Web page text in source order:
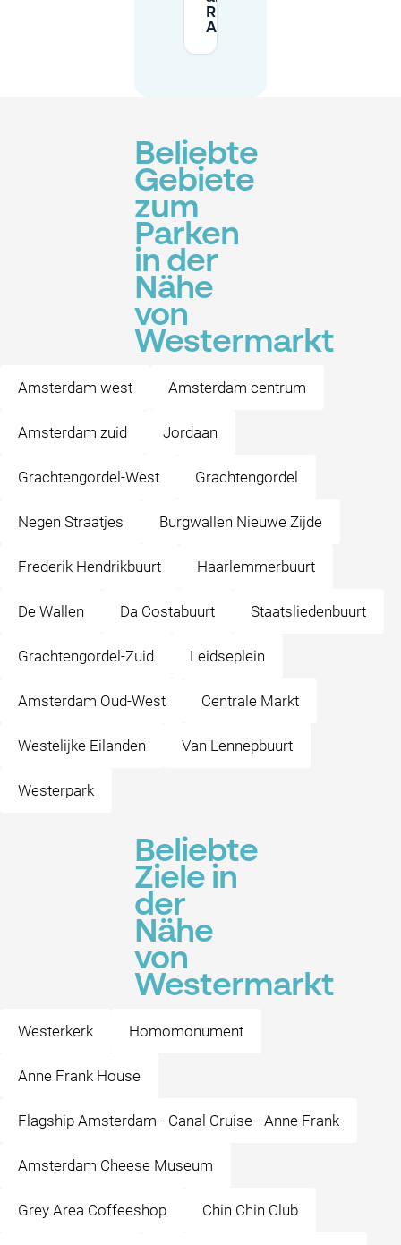
Ride-
Anlagen?
Beliebte
Gebiete
zum
Parken
in der
Nähe
von
Westermarkt
Amsterdam west Amsterdam centrum
Amsterdam zuid Jordaan
Grachtengordel-West Grachtengordel
Negen Straatjes Burgwallen Nieuwe Zijde
Frederik Hendrikbuurt Haarlemmerbuurt
De Wallen Da Costabuurt Staatsliedenbuurt
Grachtengordel-Zuid Leidseplein
Amsterdam Oud-West Centrale Markt
Westelijke Eilanden Van Lennepbuurt
Westerpark
Beliebte
Ziele in
der
Nähe
von
Westermarkt
Westerkerk Homomonument
Anne Frank House
Flagship Amsterdam - Canal Cruise - Anne Frank
Amsterdam Cheese Museum
Grey Area Coffeeshop Chin Chin Club